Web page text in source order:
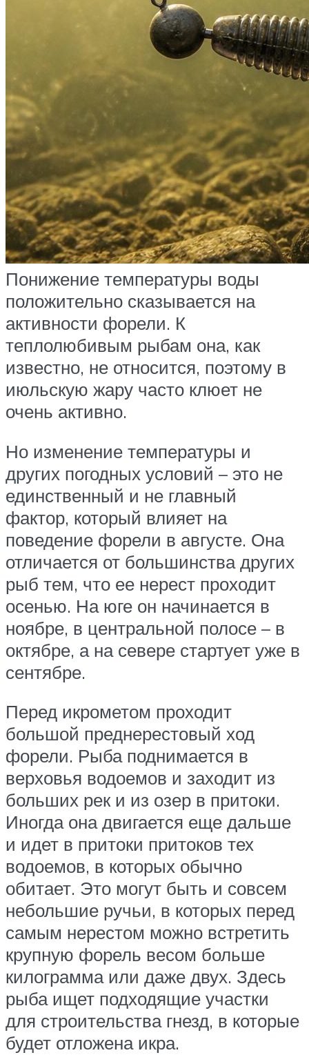
Понижение температуры воды
положительно сказывается на
активности форели. К
теплолюбивым рыбам она, как
известно, не относится, поэтому в
июльскую жару часто клюет не
очень активно.
Но изменение температуры и
других погодных условий – это не
единственный и не главный
фактор, который влияет на
поведение форели в августе. Она
отличается от большинства других
рыб тем, что ее нерест проходит
осенью. На юге он начинается в
ноябре, в центральной полосе – в
октябре, а на севере стартует уже в
сентябре.
Перед икрометом проходит
большой преднерестовый ход
форели. Рыба поднимается в
верховья водоемов и заходит из
больших рек и из озер в притоки.
Иногда она двигается еще дальше
и идет в притоки притоков тех
водоемов, в которых обычно
обитает. Это могут быть и совсем
небольшие ручьи, в которых перед
самым нерестом можно встретить
крупную форель весом больше
килограмма или даже двух. Здесь
рыба ищет подходящие участки
для строительства гнезд, в которые
будет отложена икра.